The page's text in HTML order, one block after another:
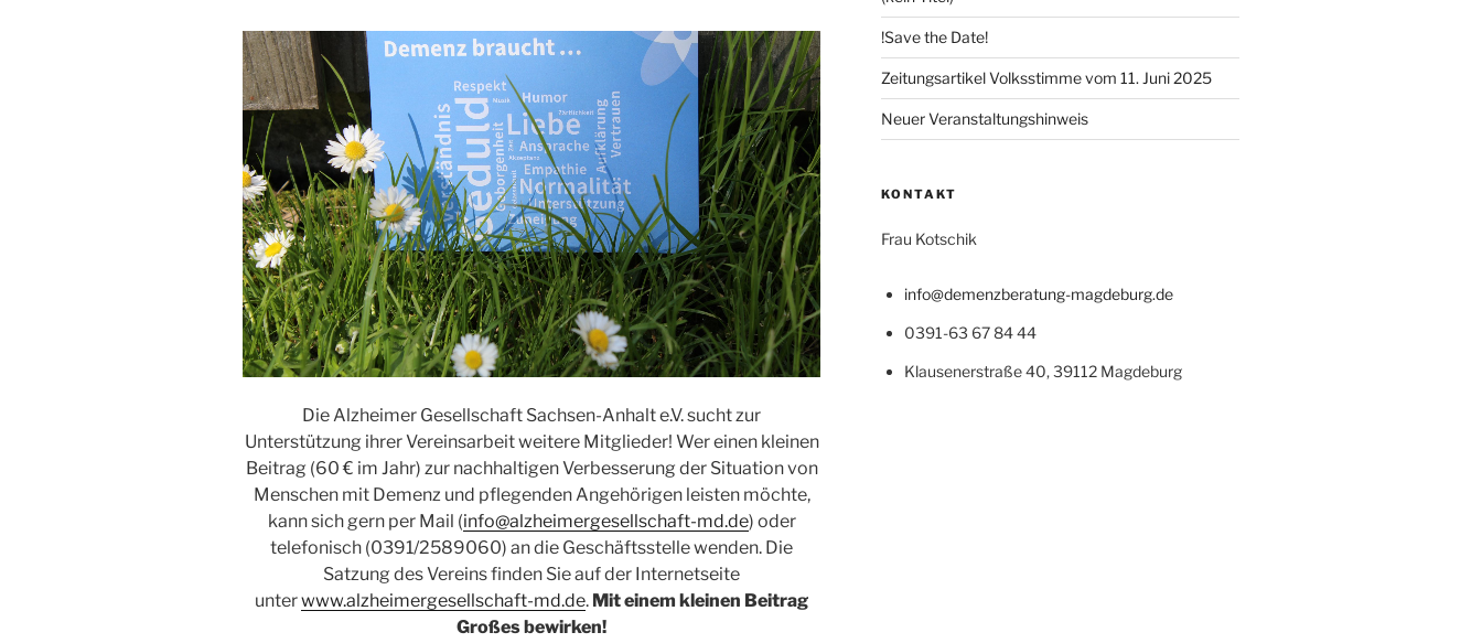
Die Alzheimer Gesellschaft Sachsen-Anhalt e.V. sucht zur
Unterstützung ihrer Vereinsarbeit weitere Mitglieder! Wer einen kleinen
Beitrag (60 € im Jahr) zur nachhaltigen Verbesserung der Situation von
Menschen mit Demenz und pflegenden Angehörigen leisten möchte,
kann sich gern per Mail (info@alzheimergesellschaft-md.de) oder
telefonisch (0391/2589060) an die Geschäftsstelle wenden. Die
Satzung des Vereins finden Sie auf der Internetseite
unterwww.alzheimergesellschaft-md.de. Mit einem kleinen Beitrag
Großes bewirken!
!Save the Date!
Zeitungsartikel Volksstimme vom 11. Juni 2025
Neuer Veranstaltungshinweis
KONTAKT
Frau Kotschik
info@demenzberatung-magdeburg.de
0391-63 67 84 44
Klausenerstraße 40, 39112 Magdeburg